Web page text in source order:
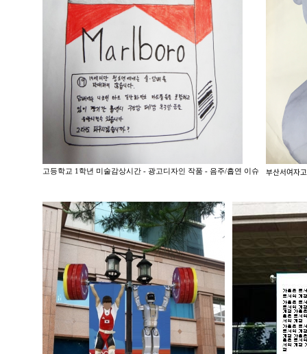
고등학교 1학년 미술감상시간 - 광고디자인 작품 - 음주/흡연 이슈